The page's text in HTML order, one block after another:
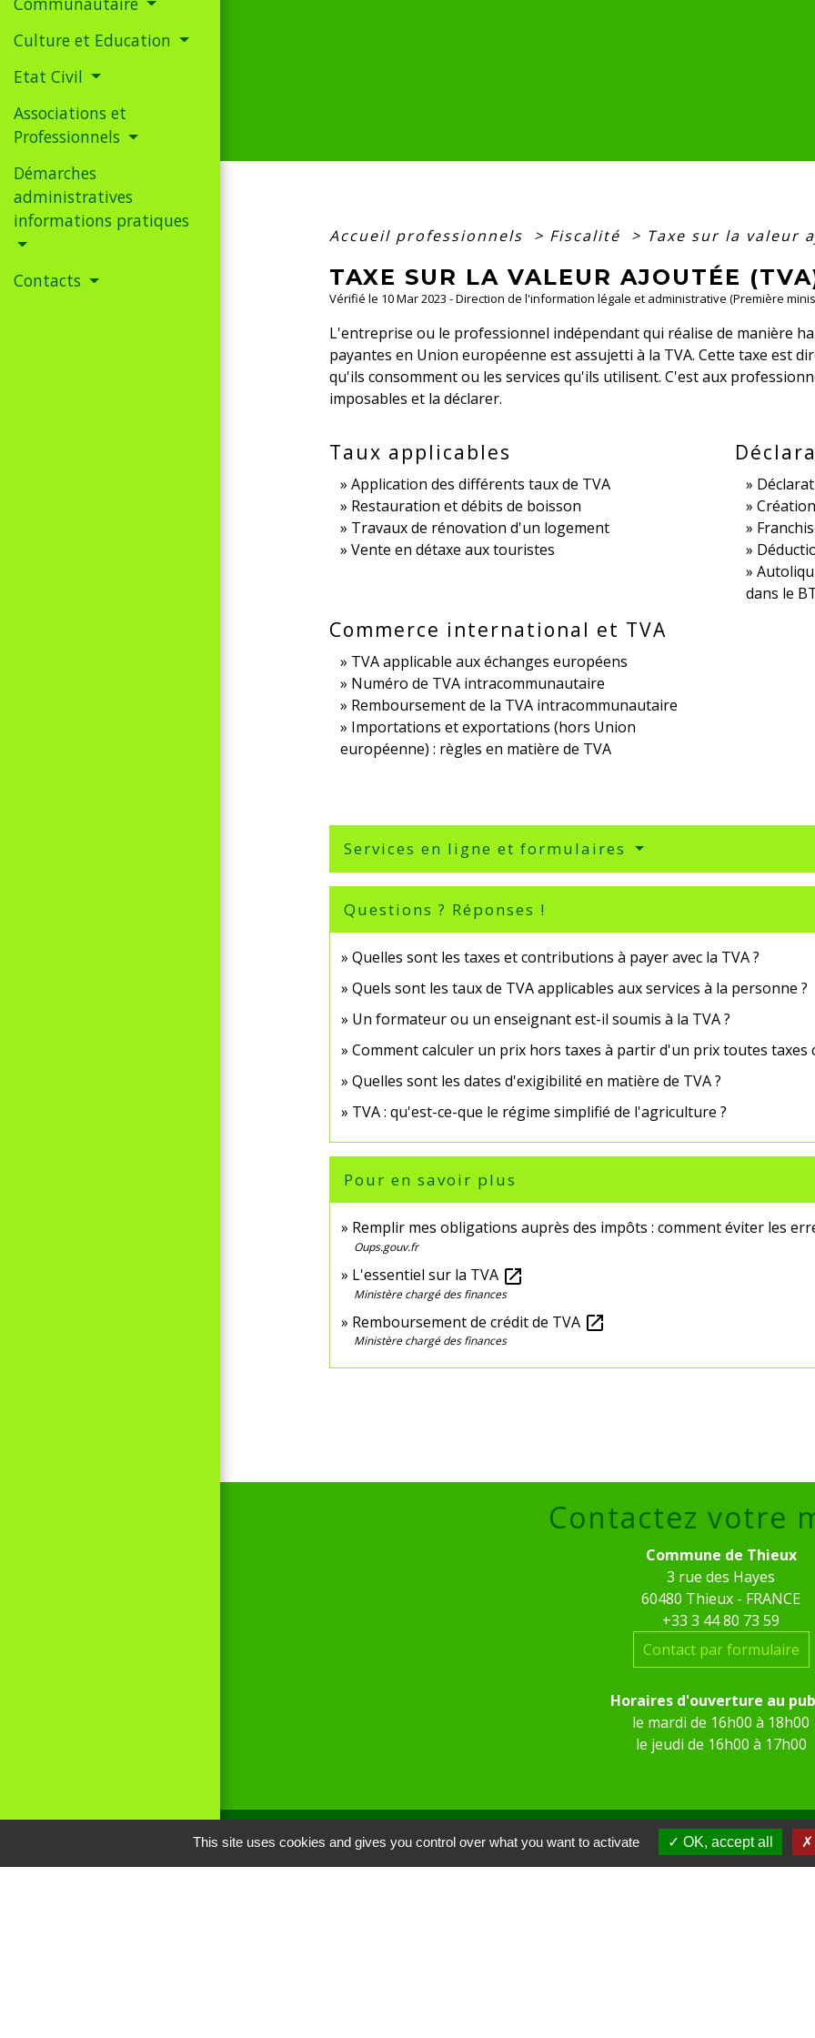
Culture et Education
Etat Civil
Associations et
Professionnels
Démarches
administratives
informations pratiques
Contacts
Accueil professionnels > Fiscalité > Taxe sur la valeur
TAXE SUR LA VALEUR AJOUTÉE
Vérifié le 10 Mar 2023 - Direction de l'information légale et administrative (Première
L'entreprise ou le professionnel indépendant qui réalise de manière
payantes en Union européenne est assujetti à la TVA. Cette taxe est
qu'ils consomment ou les services qu'ils utilisent. C'est aux
imposables et la déclarer.
Taux applicables
Application des différents taux de TVA
Restauration et débits de boisson
Travaux de rénovation d'un logement
Vente en détaxe aux touristes
dans le
Commerce international et TVA
TVA applicable aux échanges européens
Numéro de TVA intracommunautaire
Remboursement de la TVA intracommunautaire
Importations et exportations (hors Union
européenne) : règles en matière de TVA
Services en ligne et formulaires
Questions ? Réponses !
Quelles sont les taxes et contributions à payer avec la TVA ?
Quels sont les taux de TVA applicables aux services à la personne ?
Un formateur ou un enseignant est-il soumis à la TVA ?
Comment calculer un prix hors taxes à partir d'un prix toutes taxes
Quelles sont les dates d'exigibilité en matière de TVA ?
TVA : qu'est-ce-que le régime simplifié de l'agriculture ?
Pour en savoir plus
Remplir mes obligations auprès des impôts : comment éviter les
Oups.gouv.fr
L'essentiel sur la TVA open_in_new
Ministère chargé des finances
Remboursement de crédit de TVA open_in_new
Ministère chargé des finances
Contactez votre
Commune de Thieux
3 rue des Hayes
60480 Thieux - FRANCE
+33 3 44 80 73 59
Contact par formulaire
Horaires d'ouverture au
le mardi de 16h00 à 18h00
le jeudi de 16h00 à 17h00
This site uses cookies and gives you control over what you want to activate OK, accept all